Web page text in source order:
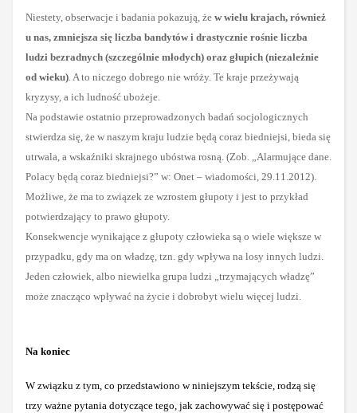
Niestety, obserwacje i badania pokazują, że w wielu krajach, również
u nas, zmniejsza się liczba bandytów i drastycznie rośnie liczba
ludzi bezradnych (szczególnie młodych) oraz głupich (niezależnie
od wieku). A to niczego dobrego nie wróży. Te kraje przeżywają
kryzysy, a ich ludność ubożeje.
Na podstawie ostatnio przeprowadzonych badań socjologicznych
stwierdza się, że w naszym kraju ludzie będą coraz biedniejsi, bieda się
utrwala, a wskaźniki skrajnego ubóstwa rosną. (Zob. „Alarmujące dane.
Polacy będą coraz biedniejsi?” w: Onet – wiadomości, 29.11.2012).
Możliwe, że ma to związek ze wzrostem głupoty i jest to przykład
potwierdzający to prawo głupoty.
Konsekwencje wynikające z głupoty człowieka są o wiele większe w
przypadku, gdy ma on władzę, tzn. gdy wpływa na losy innych ludzi.
Jeden człowiek, albo niewielka grupa ludzi „trzymających władzę”
może znacząco wpływać na życie i dobrobyt wielu więcej ludzi.
Na koniec
W związku z tym, co przedstawiono w niniejszym tekście, rodzą się
trzy ważne pytania dotyczące tego, jak zachowywać się i postępować